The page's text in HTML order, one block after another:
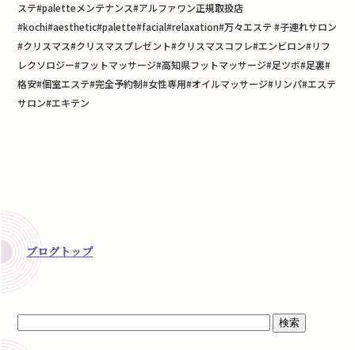
ステ#paletteメンテナンス#アルファワン正規取扱店
#kochi#aesthetic#palette#facial#relaxation#万々エステ #子連れサロン
#クリスマス#クリスマスプレゼント#クリスマスコフレ#エンビロン#リフ
レクソロジー#フットマッサージ#高知県フットマッサージ#足ツボ#足裏#
格安#個室エステ#完全予約制#女性専用#オイルマッサージ#リンパ#エステ
サロン#エキテン
ブログトップ